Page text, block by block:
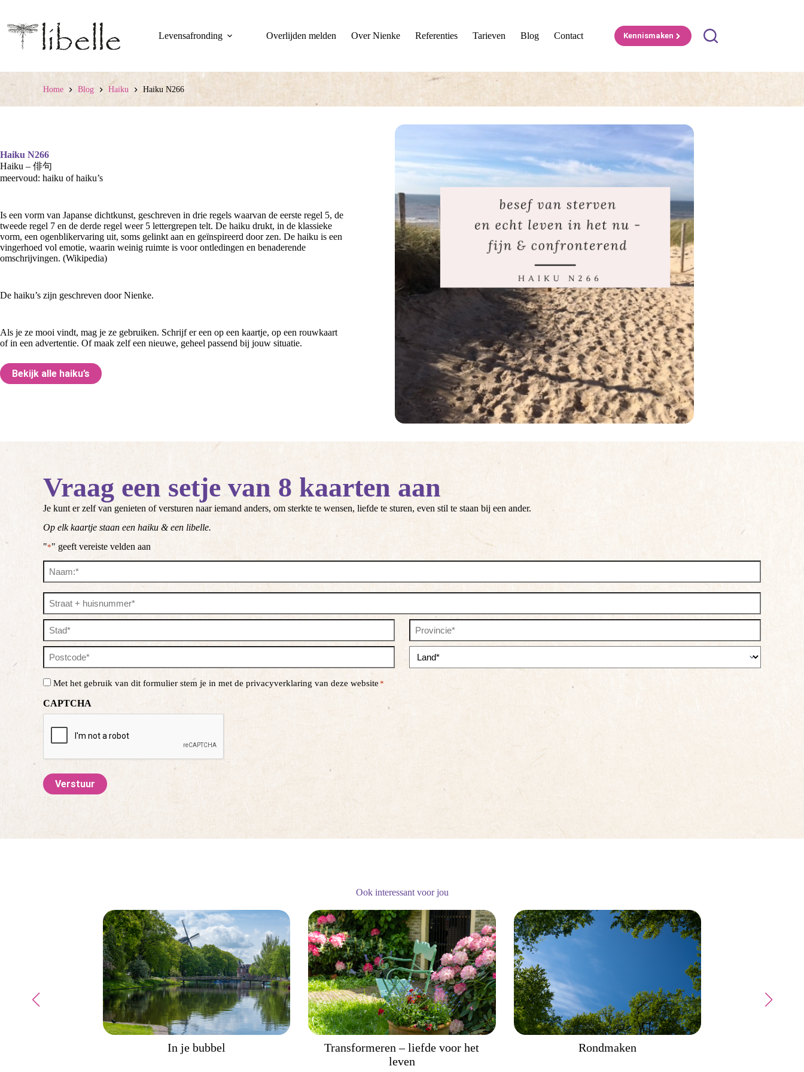
de
inhoud
Levensafronding Overlijden melden Over Nienke Referenties Tarieven Blog Contact Kennismaken
Home Blog Haiku Haiku N266
Haiku N266
Haiku – 俳句
meervoud: haiku of haiku’s
Is een vorm van Japanse dichtkunst, geschreven in drie regels waarvan de eerste regel 5, de
tweede regel 7 en de derde regel weer 5 lettergrepen telt. De haiku drukt, in de klassieke
vorm, een ogenblikervaring uit, soms gelinkt aan en geïnspireerd door zen. De haiku is een
vingerhoed vol emotie, waarin weinig ruimte is voor ontledingen en benaderende
omschrijvingen. (Wikipedia)
De haiku’s zijn geschreven door Nienke.
Als je ze mooi vindt, mag je ze gebruiken. Schrijf er een op een kaartje, op een rouwkaart
of in een advertentie. Of maak zelf een nieuwe, geheel passend bij jouw situatie.
Bekijk alle haiku’s
Vraag een setje van 8 kaarten aan
Je kunt er zelf van genieten of versturen naar iemand anders, om sterkte te wensen, liefde te sturen, even stil te staan bij een ander.
Op elk kaartje staan een haiku & een libelle.
"*" geeft vereiste velden aan
Naam
Adres
Straat
huisnummer
Plaats
Staat
provincie
Consent
Met het gebruik van dit formulier stem je in met de privacyverklaring van deze website*
CAPTCHA
Ook interessant voor jou
In je bubbel
Transformeren – liefde voor het
leven
Rondmaken